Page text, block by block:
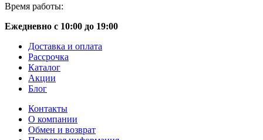
Время работы:
Ежедневно с 10:00 до 19:00
Доставка и оплата
Рассрочка
Каталог
Акции
Блог
Контакты
О компании
Обмен и возврат